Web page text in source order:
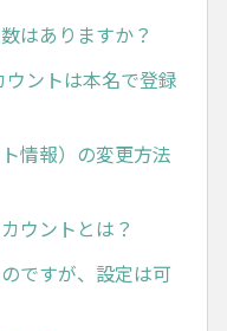
はありますか？
ントは本名で登録
情報）の変更方法
ウントとは？
ですが、設定は可